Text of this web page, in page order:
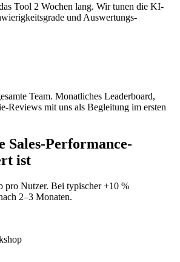
Tool 2 Wochen lang. Wir tunen die KI-
und Auswertungs-
Team. Monatliches Leaderboard,
Reviews mit uns als Begleitung im ersten
Sales-Performance-
ist
pro Nutzer. Bei typischer +10 %
2–3 Monaten.